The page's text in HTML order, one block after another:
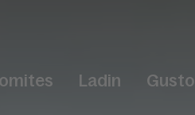
Ladin Gusto